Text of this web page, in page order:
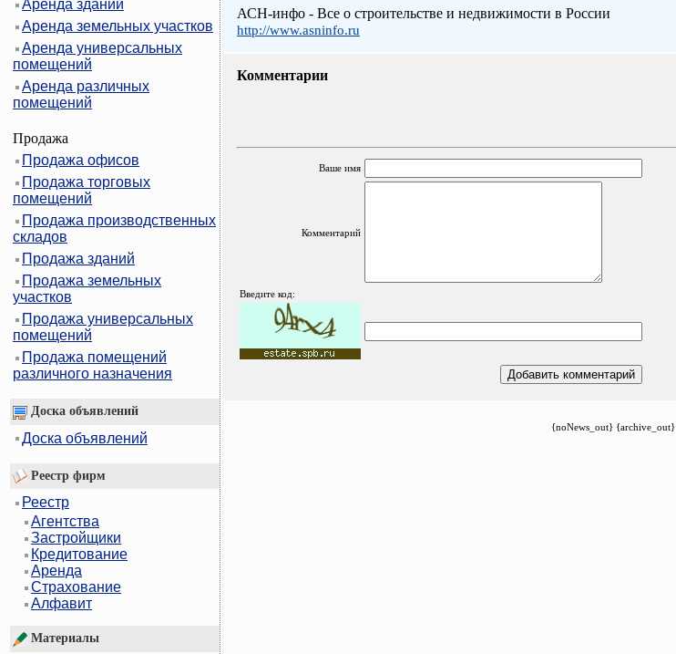
Аренда зданий
Аренда земельных участков
Аренда универсальных
помещений
Аренда различных
помещений
Продажа
Продажа офисов
Продажа торговых
помещений
Продажа производственных
складов
Продажа зданий
Продажа земельных
участков
Продажа универсальных
помещений
Продажа помещений
различного назначения
Доска объявлений
Доска объявлений
Реестр фирм
Реестр
Агентства
Застройщики
Кредитование
Аренда
Страхование
Алфавит
Материалы
АСН-инфо - Все о строительстве и недвижимости в России
http://www.asninfo.ru
Комментарии
Ваше имя
Комментарий
Введите код:
{noNews_out} {archive_out}